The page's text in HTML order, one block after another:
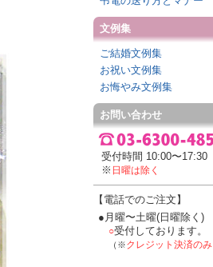
文例集
ご結婚文例集
お祝い文例集
お悔やみ文例集
お問い合わせ
受付時間 10:00〜17:30
※ 日曜は除く
【電話でのご注文】
●月曜〜土曜(日曜除く)
○受付しております。
（※クレジット決済のみ